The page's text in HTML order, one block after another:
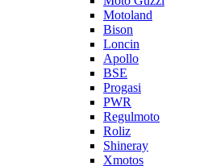
Motoland
Bison
Loncin
Apollo
BSE
Progasi
PWR
Regulmoto
Roliz
Shineray
Xmotos